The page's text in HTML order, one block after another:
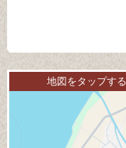
地図をタップす